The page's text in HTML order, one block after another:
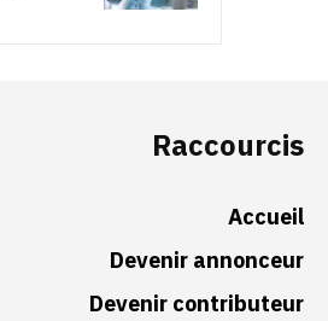
Raccourcis
Accueil
Devenir annonceur
Devenir contributeur